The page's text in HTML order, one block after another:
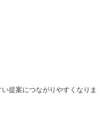
提案につながりやすくなりま